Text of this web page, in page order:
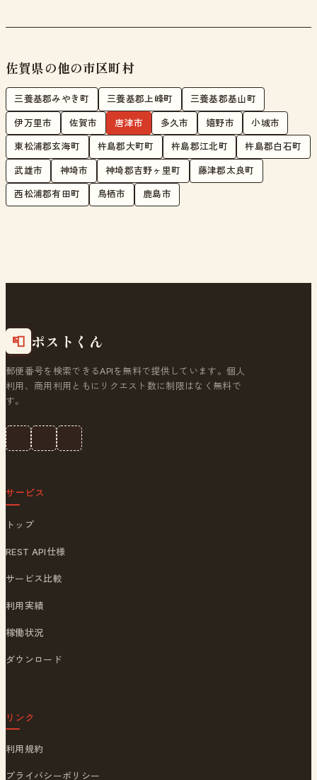
佐賀県の他の市区町村
三養基郡みやき町 三養基郡上峰町 三養基郡基山町
伊万里市 佐賀市 唐津市 多久市 嬉野市 小城市
東松浦郡玄海町 杵島郡大町町 杵島郡江北町 杵島郡白石町
武雄市 神埼市 神埼郡吉野ヶ里町 藤津郡太良町
西松浦郡有田町 鳥栖市 鹿島市
📮 ポストくん
郵便番号を検索できるAPIを無料で提供しています。個人
利用、商用利用ともにリクエスト数に制限はなく無料で
す。
サービス
トップ
REST API仕様
サービス比較
利用実績
稼働状況
ダウンロード
リンク
利用規約
プライバシーポリシー